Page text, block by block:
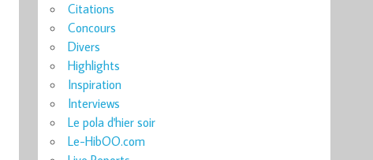
Citations
Concours
Divers
Highlights
Inspiration
Interviews
Le pola d'hier soir
Le-HibOO.com